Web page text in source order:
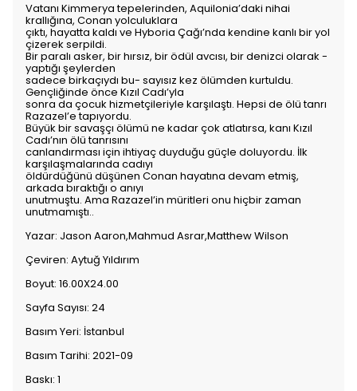
Vatanı Kimmerya tepelerinden, Aquilonia’daki nihai
krallığına, Conan yolculuklara
çıktı, hayatta kaldı ve Hyboria Çağı’nda kendine kanlı bir yol
çizerek serpildi.
Bir paralı asker, bir hırsız, bir ödül avcısı, bir denizci olarak -
yaptığı şeylerden
sadece birkaçıydı bu- sayısız kez ölümden kurtuldu.
Gençliğinde önce Kızıl Cadı’yla
sonra da çocuk hizmetçileriyle karşılaştı. Hepsi de ölü tanrı
Razazel’e tapıyordu.
Büyük bir savaşçı ölümü ne kadar çok atlatırsa, kanı Kızıl
Cadı’nın ölü tanrısını
canlandırması için ihtiyaç duyduğu güçle doluyordu. İlk
karşılaşmalarında cadıyı
öldürdüğünü düşünen Conan hayatına devam etmiş,
arkada bıraktığı o anıyı
unutmuştu. Ama Razazel’in müritleri onu hiçbir zaman
unutmamıştı..
Yazar: Jason Aaron,Mahmud Asrar,Matthew Wilson
Çeviren: Aytuğ Yıldırım
Boyut: 16.00X24.00
Sayfa Sayısı: 24
Basım Yeri: İstanbul
Basım Tarihi: 2021-09
Baskı: 1